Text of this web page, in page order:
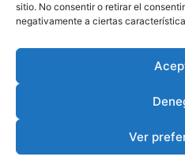
sitio. No consentir o retirar el
negativamente a ciertas
Ver